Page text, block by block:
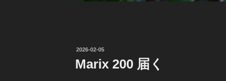
投
日:
2026-02-05
Marix 200 届く